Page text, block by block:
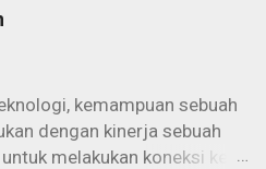
kemampuan sebuah
dengan kinerja sebuah
melakukan koneksi ke